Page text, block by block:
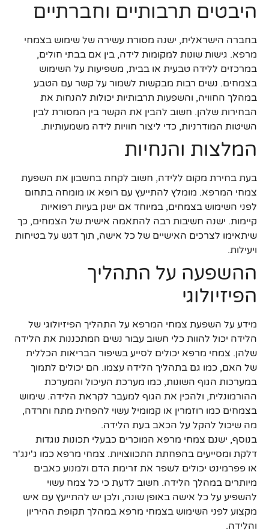
היבטים תרבותיים וחברתיים
בחברה הישראלית, ישנה מסורת עשירה של שימוש בצמחי
מרפא. גישות שונות למקומות לידה, בין אם בבתי חולים,
במרכזים ללידה טבעית או בבית, משפיעות על השימוש
בצמחים. נשים רבות מבקשות לשמור על קשר עם הטבע
במהלך החוויה, והשפעות תרבותיות יכולות להנחות את
הבחירות שלהן. חשוב להבין את הקשר בין המסורת לבין
השיטות המודרניות, כדי ליצור חוויות לידה משמעותיות.
המלצות והנחיות
בעת בחירת מקום ללידה, חשוב לקחת בחשבון את השפעת
צמחי המרפא. מומלץ להתייעץ עם רופא או מומחה בתחום
לפני השימוש בצמחים, במיוחד אם ישנן בעיות רפואיות
קיימות. ישנה חשיבות רבה להתאמה אישית של הצמחים, כך
שיתאימו לצרכים האישיים של כל אישה, תוך דגש על בטיחות
ויעילות.
ההשפעה על התהליך
הפיזיולוגי
מידע על השפעת צמחי המרפא על התהליך הפיזיולוגי של
הלידה יכול להוות כלי חשוב עבור נשים המתכננות את הלידה
שלהן. צמחי מרפא יכולים לסייע בשיפור הבריאות הכללית
של האם, כמו גם בתהליך הלידה עצמו. הם יכולים לתמוך
במערכות הגוף השונות, כמו מערכת העיכול והמערכת
ההורמונלית, ולהכין את הגוף למעבר לקראת הלידה. שימוש
בצמחים כמו רוזמרין או קמומיל עשוי להפחית מתח וחרדה,
מה שיכול להקל על הכאב בעת הלידה.
בנוסף, ישנם צמחי מרפא המוכרים כבעלי תכונות נוגדות
דלקת ומסייעים בהפחתת התכווצויות. צמחי מרפא כמו ג'ינג'ר
או פפרמינט יכולים לשפר את זרימת הדם ולמנוע כאבים
מיותרים במהלך הלידה. חשוב לדעת כי כל צמח עשוי
להשפיע על כל אישה באופן שונה, ולכן יש להתייעץ עם איש
מקצוע לפני השימוש בצמחי מרפא במהלך תקופת ההיריון
והלידה.